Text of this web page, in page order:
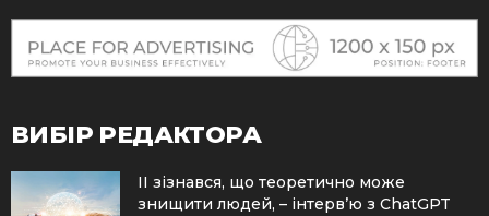
ВИБІР РЕДАКТОРА
ІІ зізнався, що теоретично може
знищити людей, – інтерв’ю з ChatGPT